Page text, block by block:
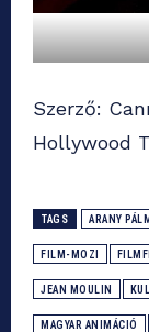
Szerző:
Hollywood
TAGS ARANY
FILM-MOZI
JEAN MOULIN
MAGYAR ANIMÁCIÓ